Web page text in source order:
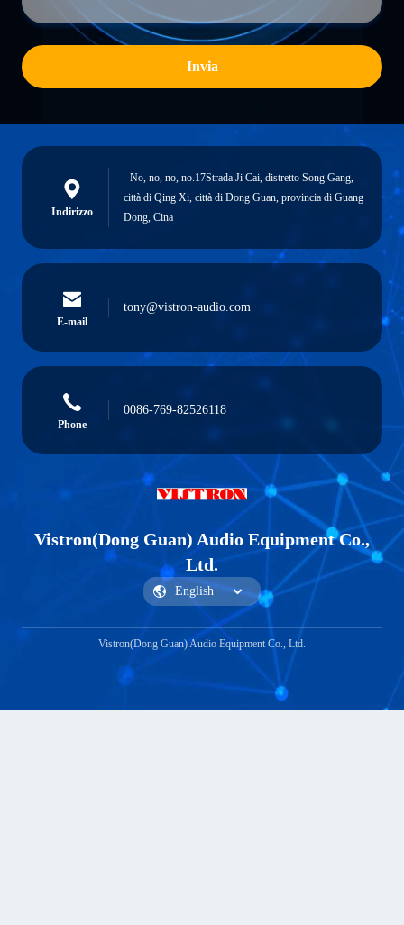
Invia
Indirizzo
- No, no, no, no.17Strada Ji Cai, distretto Song Gang,
città di Qing Xi, città di Dong Guan, provincia di Guang
Dong, Cina
E-mail
tony@vistron-audio.com
Phone
0086-769-82526118
Vistron(Dong Guan) Audio Equipment Co.,
Ltd.
Vistron(Dong Guan) Audio Equipment Co., Ltd.